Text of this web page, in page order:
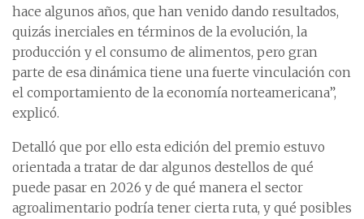
hace algunos años, que han venido dando resultados,
quizás inerciales en términos de la evolución, la
producción y el consumo de alimentos, pero gran
parte de esa dinámica tiene una fuerte vinculación con
el comportamiento de la economía norteamericana”,
explicó.
Detalló que por ello esta edición del premio estuvo
orientada a tratar de dar algunos destellos de qué
puede pasar en 2026 y de qué manera el sector
agroalimentario podría tener cierta ruta, y qué posibles